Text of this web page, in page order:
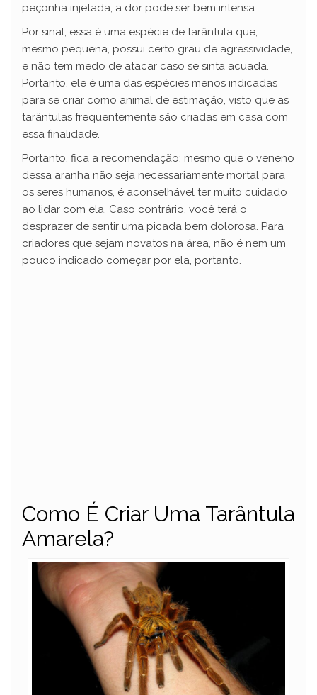
peçonha injetada, a dor pode ser bem intensa.
Por sinal, essa é uma espécie de tarântula que,
mesmo pequena, possui certo grau de agressividade,
e não tem medo de atacar caso se sinta acuada.
Portanto, ele é uma das espécies menos indicadas
para se criar como animal de estimação, visto que as
tarântulas frequentemente são criadas em casa com
essa finalidade.
Portanto, fica a recomendação: mesmo que o veneno
dessa aranha não seja necessariamente mortal para
os seres humanos, é aconselhável ter muito cuidado
ao lidar com ela. Caso contrário, você terá o
desprazer de sentir uma picada bem dolorosa. Para
criadores que sejam novatos na área, não é nem um
pouco indicado começar por ela, portanto.
Como É Criar Uma Tarântula
Amarela?